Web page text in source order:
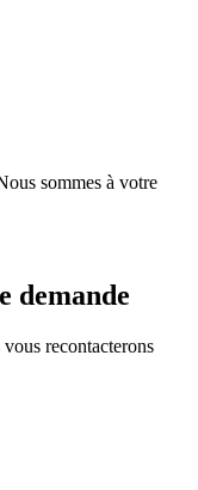
sommes à votre
demande
recontacterons